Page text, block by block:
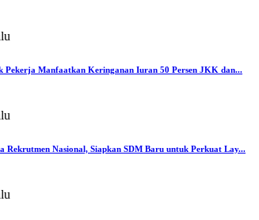
Pekerja Manfaatkan Keringanan Iuran 50 Persen JKK dan...
Rekrutmen Nasional, Siapkan SDM Baru untuk Perkuat Lay...